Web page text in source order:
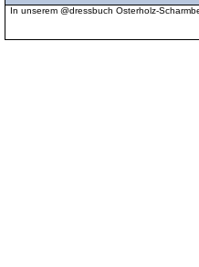
In unserem @dressbuch Osterholz-